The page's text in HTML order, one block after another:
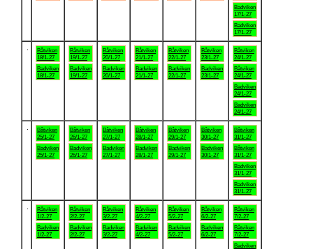
Badviken
17/1-27
Badviken
17/1-27
Båtviken
18/1-27
Badviken
18/1-27
Båtviken
19/1-27
Badviken
19/1-27
Båtviken
20/1-27
Badviken
20/1-27
Båtviken
21/1-27
Badviken
21/1-27
Båtviken
22/1-27
Badviken
22/1-27
Båtviken
23/1-27
Badviken
23/1-27
Båtviken
24/1-27
Båtviken
24/1-27
Badviken
24/1-27
Badviken
24/1-27
Båtviken
25/1-27
Badviken
25/1-27
Båtviken
26/1-27
Badviken
26/1-27
Båtviken
27/1-27
Badviken
27/1-27
Båtviken
28/1-27
Badviken
28/1-27
Båtviken
29/1-27
Badviken
29/1-27
Båtviken
30/1-27
Badviken
30/1-27
Båtviken
31/1-27
Båtviken
31/1-27
Badviken
31/1-27
Badviken
31/1-27
Båtviken
1/2-27
Badviken
1/2-27
Båtviken
2/2-27
Badviken
2/2-27
Båtviken
3/2-27
Badviken
3/2-27
Båtviken
4/2-27
Badviken
4/2-27
Båtviken
5/2-27
Badviken
5/2-27
Båtviken
6/2-27
Badviken
6/2-27
Båtviken
7/2-27
Båtviken
7/2-27
Badviken